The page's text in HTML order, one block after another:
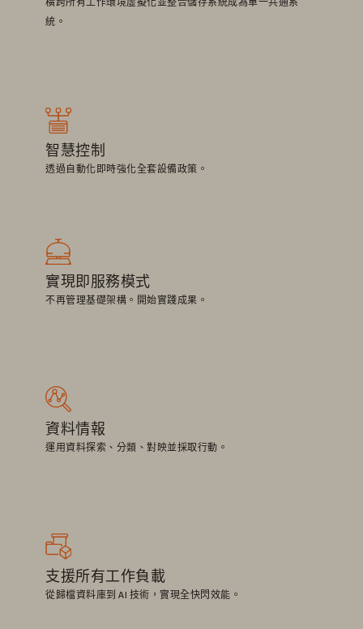
統。
智慧控制
透過自動化即時強化全套設備政策。
實現即服務模式
不再管理基礎架構。開始實踐成果。
資料情報
運用資料探索、分類、對映並採取行動。
支援所有工作負載
從歸檔資料庫到 AI 技術，實現全快閃效能。